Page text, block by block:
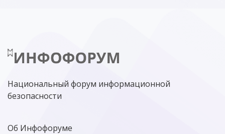
Национальный форум информационной
безопасности
Об Инфофоруме